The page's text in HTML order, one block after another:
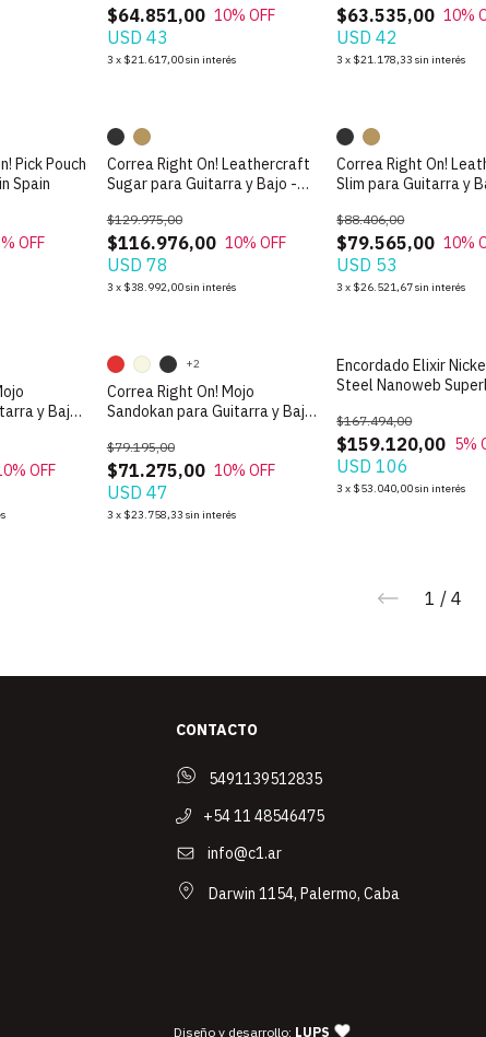
$64.851,00 10% OFF
USD 43
3 x $21.617,00sin interés
$63.535,00 10%
USD 42
3 x $21.178,33 sin interés
Pick Pouch
Spain
% OFF
Correa Right On! Leathercraft
Sugar para Guitarra y Bajo -
$116.976,00
$129.975,00
10% OFF
USD 78
3 x $38.992,00sin interés
Correa Right On!
Slim para Guitarra y
$79.565,00
$88.406,00
10%
USD 53
3 x $26.521,67sin interés
y Bajo -
% OFF
Correa Right On! Mojo
Sandokan para Guitarra y Bajo
$71.275,00
$79.195,00
10% OFF
USD 47
3 x $23.758,33 sin interés
+2
Encordado Elixir
Steel Nanoweb
$159.120,00
$167.494,00
5%
USD 106
3 x $53.040,00sin interés
1 / 4
CONTACTO
5491139512835
+54 11 48546475
info@c1.ar
Darwin 1154, Palermo, Caba
Diseño y desarrollo: LUPS — agencia de diseño y